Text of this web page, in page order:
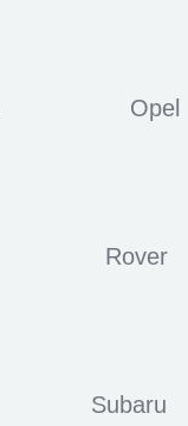
Opel
Rover
Subaru